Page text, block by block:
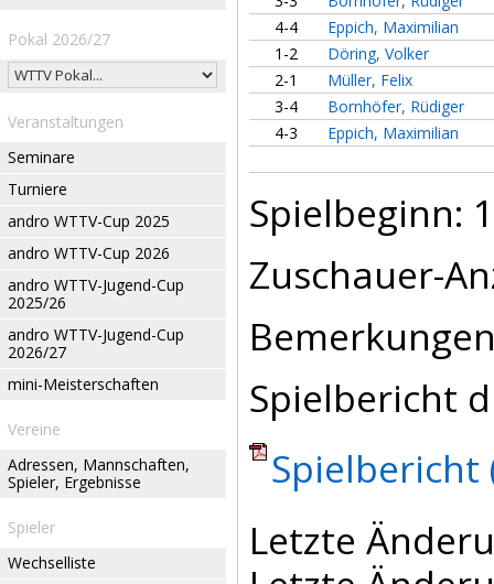
Pokal 2026/27
Veranstaltungen
Seminare
Turniere
andro WTTV-Cup 2025
andro WTTV-Cup 2026
andro WTTV-Jugend-Cup
2025/26
andro WTTV-Jugend-Cup
2026/27
mini-Meisterschaften
Vereine
Adressen, Mannschaften,
Spieler, Ergebnisse
Spieler
Wechselliste
4-4
Eppich, Maximilian
1-2
Döring, Volker
2-1
Müller, Felix
3-4
Bornhöfer, Rüdiger
4-3
Eppich, Maximilian
Spielbeginn:
Zuschauer-
Spielbericht
Spielbericht
Letzte